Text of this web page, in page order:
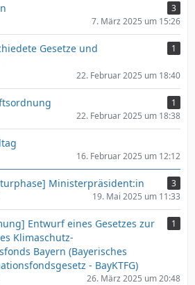
3
7. März 2025 um 15:26
Gesetze und
1
22. Februar 2025 um 18:40
1
22. Februar 2025 um 18:38
16. Februar 2025 um 12:12
Ministerpräsident:in
3
19. Mai 2025 um 11:33
Entwurf eines Gesetzes zur
Klimaschutz-
Bayern (Bayerisches
- BayKTFG)
1
26. März 2025 um 20:48